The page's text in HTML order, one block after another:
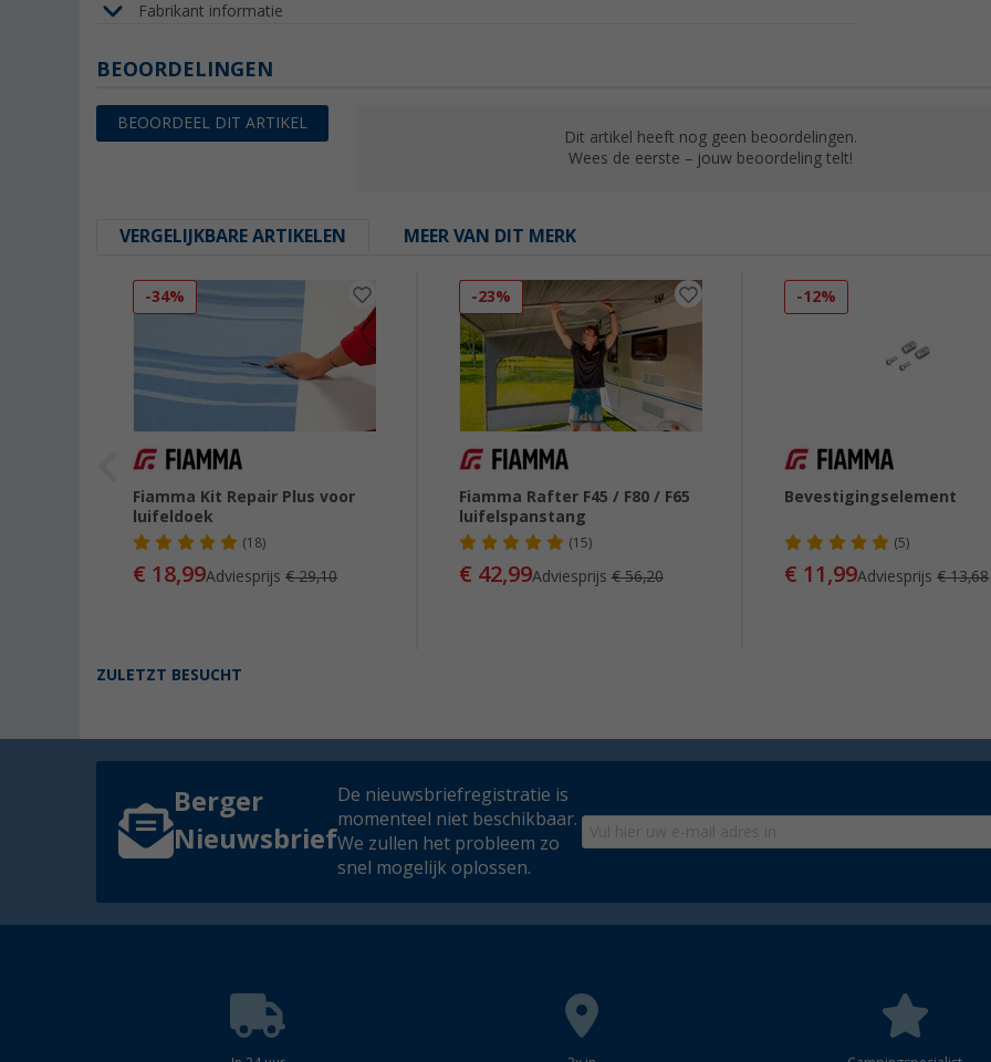
Fabrikant informatie
BEOORDELINGEN
BEOORDEEL DIT ARTIKEL
Dit artikel heeft nog geen beoordelingen.
Wees de eerste – jouw beoordeling telt!
VERGELIJKBARE ARTIKELEN MEER VAN DIT MERK
-34%
Fiamma Kit Repair Plus voor
luifeldoek
(18)
€ 18,99Adviesprijs€ 29,10
-23%
Fiamma Rafter F45 / F80 / F65
luifelspanstang
(15)
€ 42,99Adviesprijs € 56,20
-12%
Bevestigingselement
(5)
€ 11,99Adviesprijs€ 13,68
ZULETZT BESUCHT
Berger
Nieuwsbrief
De nieuwsbriefregistratie is
momenteel niet beschikbaar.
We zullen het probleem zo
snel mogelijk oplossen.